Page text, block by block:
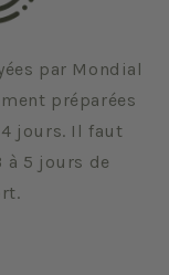
par Mondial
préparées
4 jours. Il faut
à 5 jours de